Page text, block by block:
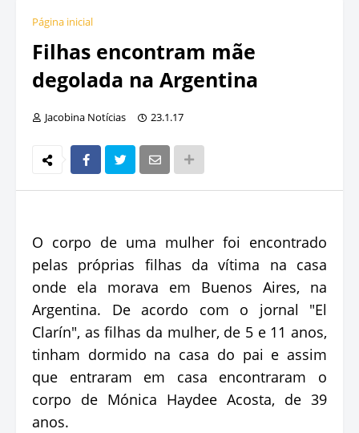
Página inicial
Filhas encontram mãe
degolada na Argentina
Jacobina Notícias 23.1.17
O corpo de uma mulher foi encontrado
pelas próprias filhas da vítima na casa
onde ela morava em Buenos Aires, na
Argentina. De acordo com o jornal "El
Clarín", as filhas da mulher, de 5 e 11 anos,
tinham dormido na casa do pai e assim
que entraram em casa encontraram o
corpo de Mónica Haydee Acosta, de 39
anos.